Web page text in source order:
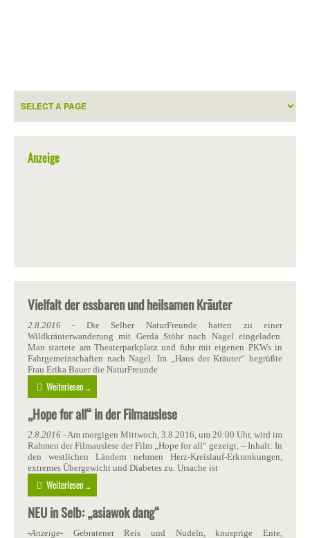
Anzeige
Vielfalt der essbaren und heilsamen Kräuter
2.8.2016 - Die Selber NaturFreunde hatten zu einer
Wildkräuterwanderung mit Gerda Stöhr nach Nagel eingeladen.
Man startete am Theaterparkplatz und fuhr mit eigenen PKWs in
Fahrgemeinschaften nach Nagel. Im „Haus der Kräuter“ begrüßte
Frau Erika Bauer die NaturFreunde
Weiterlesen ...
„Hope for all“ in der Filmauslese
2.8.2016 - Am morgigen Mittwoch, 3.8.2016, um 20:00 Uhr, wird im
Rahmen der Filmauslese der Film „Hope for all“ gezeigt. – Inhalt: In
den westlichen Ländern nehmen Herz-Kreislauf-Erkrankungen,
extremes Übergewicht und Diabetes zu. Ursache ist
Weiterlesen ...
NEU in Selb: „asiawok dang“
-Anzeige- Gebratener Reis und Nudeln, knusprige Ente,